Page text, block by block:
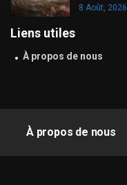
8 Août, 2026
Liens utiles
À propos de nous
À propos de nous